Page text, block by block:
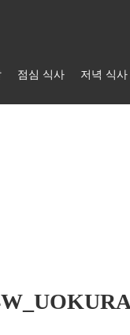
점심 식사 저녁 식사